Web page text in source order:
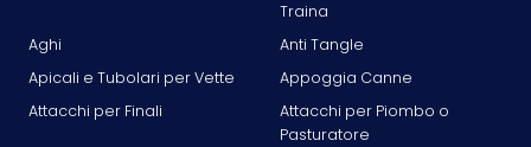
Traina
Aghi
Anti Tangle
Apicali e Tubolari per Vette
Appoggia Canne
Attacchi per Finali
Attacchi per Piombo o
Pasturatore